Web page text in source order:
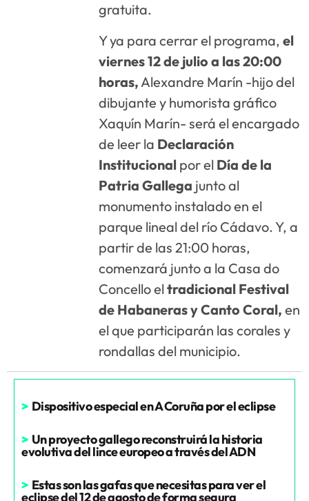
gratuita.
Y ya para cerrar el programa,el
viernes 12 de julio a las 20:00
horas, Alexandre Marín -hijo del
dibujante y humorista gráfico
Xaquín Marín- será el encargado
de leer la Declaración
Institucional por el Día de la
Patria Gallega junto al
monumento instalado en el
parque lineal del río Cádavo. Y, a
partir de las 21:00 horas,
comenzará junto a la Casa do
Concello eltradicional Festival
de Habaneras y Canto Coral, en
el que participarán las corales y
rondallas del municipio.
> Dispositivo especial en A Coruña por el eclipse
> Un proyecto gallego reconstruirá la historia
evolutiva del lince europeo a través del ADN
> Estas son las gafas que necesitas para ver el
eclipse del 12 de agosto de forma segura